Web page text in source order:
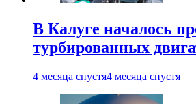
В Калуге началось
турбированных
4 месяца спустя4 месяца спустя